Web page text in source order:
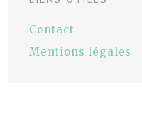
Contact
Mentions légales